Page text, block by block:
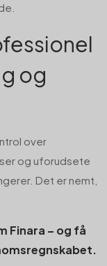
og
over
og uforudsete
Det er nemt,
Finara – og få